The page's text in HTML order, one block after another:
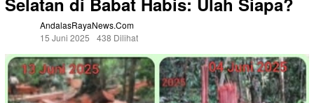
AndalasRayaNews.com
15 Juni 2025
438 Dilihat